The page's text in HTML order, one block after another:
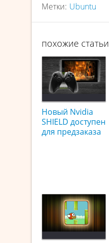
Метки: Ubuntu
похожие статьи
Новый Nvidia
SHIELD доступен
для предзаказа